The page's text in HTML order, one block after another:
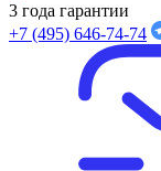
3 года гарантии
+7 (495) 646-74-74